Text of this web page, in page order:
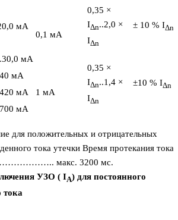
мA
0,1 мA
0,35 ×
IΔn..2,0 ×
IΔn
± 10 % IΔn
мA
0,35 ×
IΔn..1,4 ×
IΔn
±10 % IΔn
мA
1 мA
мA
мA
для положительных и отрицательных
тока утечки Время протекания тока
макс. 3200 мс.
УЗО ( IA) для постоянного
тока